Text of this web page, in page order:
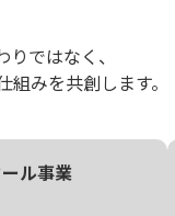
ではなく、
組みを共創します。
ル事業